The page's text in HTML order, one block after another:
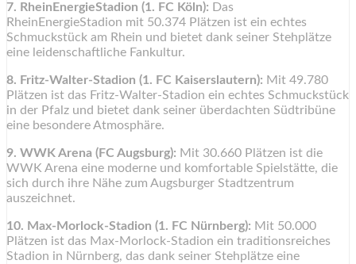
7. RheinEnergieStadion (1. FC Köln): Das
RheinEnergieStadion mit 50.374 Plätzen ist ein echtes
Schmuckstück am Rhein und bietet dank seiner Stehplätze
eine leidenschaftliche Fankultur.
8. Fritz-Walter-Stadion (1. FC Kaiserslautern): Mit 49.780
Plätzen ist das Fritz-Walter-Stadion ein echtes Schmuckstück
in der Pfalz und bietet dank seiner überdachten Südtribüne
eine besondere Atmosphäre.
9. WWK Arena (FC Augsburg): Mit 30.660 Plätzen ist die
WWK Arena eine moderne und komfortable Spielstätte, die
sich durch ihre Nähe zum Augsburger Stadtzentrum
auszeichnet.
10. Max-Morlock-Stadion (1. FC Nürnberg): Mit 50.000
Plätzen ist das Max-Morlock-Stadion ein traditionsreiches
Stadion in Nürnberg, das dank seiner Stehplätze eine